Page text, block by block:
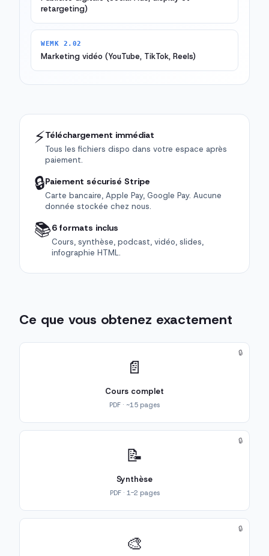
retargeting)
WEMK 2.02
Marketing vidéo (YouTube, TikTok, Reels)
⚡Téléchargement immédiat
Tous les fichiers dispo dans votre espace après
paiement.
🔒Paiement sécurisé Stripe
Carte bancaire, Apple Pay, Google Pay. Aucune
donnée stockée chez nous.
📚6 formats inclus
Cours, synthèse, podcast, vidéo, slides,
infographie HTML.
Ce que vous obtenez exactement
📄
Cours complet
PDF · ~15 pages
🔒
📝
Synthèse
PDF · 1-2 pages
🔒
🎨
🔒